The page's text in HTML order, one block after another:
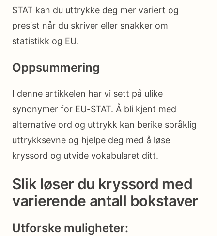
STAT kan du uttrykke deg mer variert og
presist når du skriver eller snakker om
statistikk og EU.
Oppsummering
I denne artikkelen har vi sett på ulike
synonymer for EU-STAT. Å bli kjent med
alternative ord og uttrykk kan berike språklig
uttrykksevne og hjelpe deg med å løse
kryssord og utvide vokabularet ditt.
Slik løser du kryssord med
varierende antall bokstaver
Utforske muligheter: